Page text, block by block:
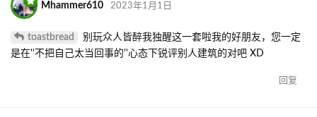
Mhammer610 2023年1月1日
toastbread
别玩众人皆醉我独醒这一套啦我的好朋友，您一定
是在''不把自己太当回事的''心态下锐评别人建筑的对吧 XD
回复